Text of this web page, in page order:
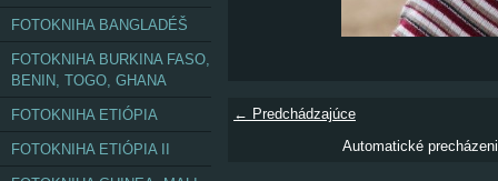
← Predchádzajúce
Automatické
FOTOKNIHA BANGLADÉŠ
FOTOKNIHA BURKINA FASO,
BENIN, TOGO, GHANA
FOTOKNIHA ETIÓPIA
FOTOKNIHA ETIÓPIA II